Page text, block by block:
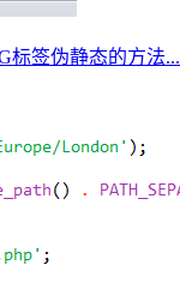
标签伪静态的方法...